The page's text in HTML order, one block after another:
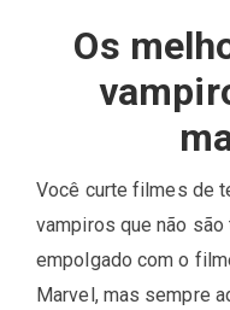
Os
Você curte filmes de
vampiros que não
empolgado com o
Marvel, mas sempre